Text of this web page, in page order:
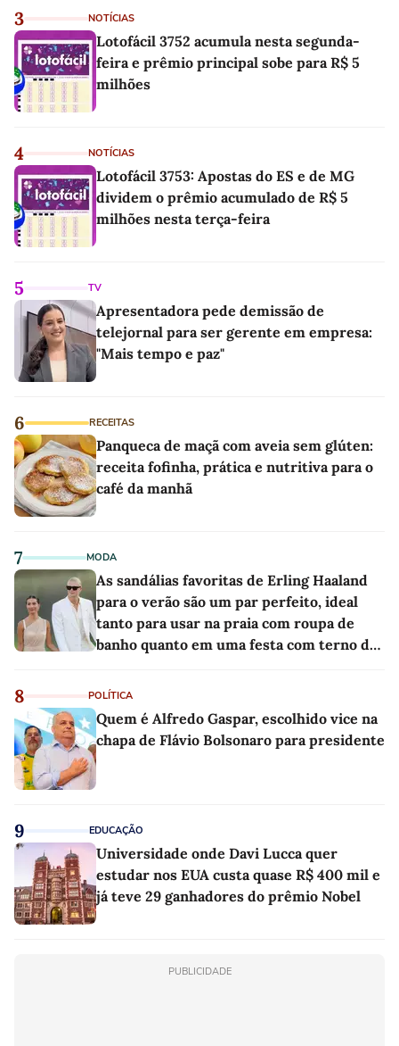
3 NOTÍCIAS
Lotofácil 3752 acumula nesta segunda-
feira e prêmio principal sobe para R$ 5
milhões
4 NOTÍCIAS
Lotofácil 3753: Apostas do ES e de MG
dividem o prêmio acumulado de R$ 5
milhões nesta terça-feira
5 TV
Apresentadora pede demissão de
telejornal para ser gerente em empresa:
"Mais tempo e paz"
6 RECEITAS
Panqueca de maçã com aveia sem glúten:
receita fofinha, prática e nutritiva para o
café da manhã
7 MODA
As sandálias favoritas de Erling Haaland
para o verão são um par perfeito, ideal
tanto para usar na praia com roupa de
banho quanto em uma festa com terno de
8 POLÍTICA
Quem é Alfredo Gaspar, escolhido vice na
chapa de Flávio Bolsonaro para presidente
9 EDUCAÇÃO
Universidade onde Davi Lucca quer
estudar nos EUA custa quase R$ 400 mil e
já teve 29 ganhadores do prêmio Nobel
PUBLICIDADE